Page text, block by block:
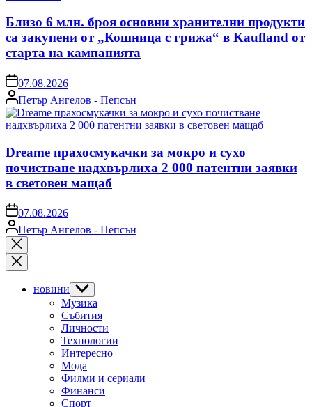
Близо 6 млн. броя основни хранителни продукти
са закупени от „Кошница с грижа“ в Kaufland от
старта на кампанията
on07.08.2026
Posted
by
Петър Ангелов - Пепсън
Dreame прахосмукачки за мокро и сухо
почистване надхвърлиха 2 000 патентни заявки
в световен мащаб
on07.08.2026
Posted
by
Петър Ангелов - Пепсън
Close
search
новини Show
sub
menu
Музика
Събития
Личности
Технологии
Интересно
Мода
Филми и сериали
Финанси
Спорт